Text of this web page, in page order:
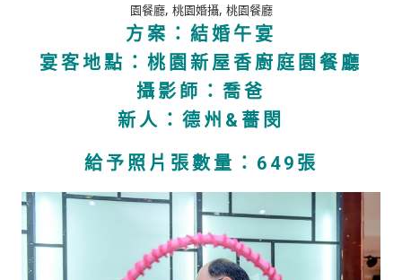
園餐廳, 桃園婚攝, 桃園餐廳
方案：結婚午宴
宴客地點：桃園新屋香廚庭園餐廳
攝影師：喬爸
新人：德州&薔閔
給予照片張數量：649張